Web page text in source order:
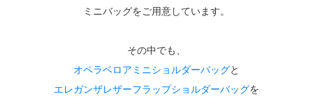
ミニバッグをご用意しています。
その中でも、
オペラベロアミニショルダーバッグと
エレガンザレザーフラップショルダーバッグを